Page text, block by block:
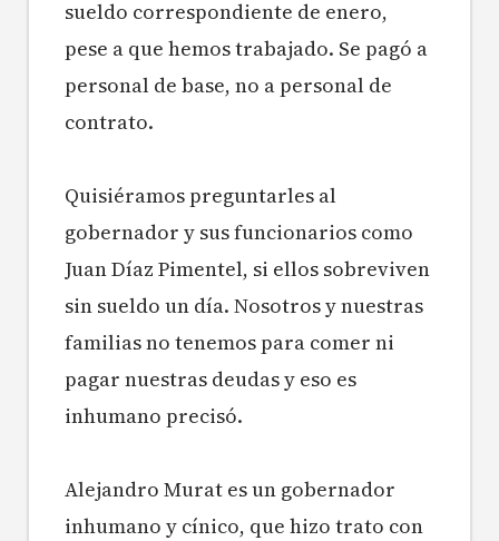
sueldo correspondiente de enero,
pese a que hemos trabajado. Se pagó a
personal de base, no a personal de
contrato.
Quisiéramos preguntarles al
gobernador y sus funcionarios como
Juan Díaz Pimentel, si ellos sobreviven
sin sueldo un día. Nosotros y nuestras
familias no tenemos para comer ni
pagar nuestras deudas y eso es
inhumano precisó.
Alejandro Murat es un gobernador
inhumano y cínico, que hizo trato con